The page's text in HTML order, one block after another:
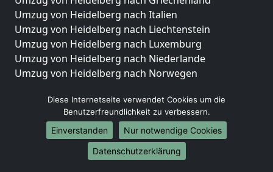
Umzug von Heidelberg nach Italien
Umzug von Heidelberg nach Liechtenstein
Umzug von Heidelberg nach Luxemburg
Umzug von Heidelberg nach Niederlande
Umzug von Heidelberg nach Norwegen
Umzüge-Deutschlandweit
Umzug von Heidelberg nach Berlin
Umzug von Heidelberg nach Hamburg
Umzug von Heidelberg nach München
Umzug von Heidelberg nach Köln
Diese Internetseite verwendet Cookies um die
Benutzerfreundlichkeit zu verbessern.
Einverstanden
Nur notwendige Cookies
Datenschutzerklärung